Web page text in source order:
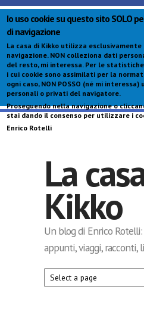
Io uso cookie su questo sito SOLO
di navigazione
La casa di Kikko utilizza
navigazione. NON colleziona dati
del resto, mi interessa. Per le
i cui cookie sono assimilati per la
ogni caso, NON POSSO (né mi
personali o privati del navigatore.
Proseguendo nella navigazione o
stai dando il consenso per utilizzare i
Enrico Rotelli
La
Kikko
Un blog di Enrico
appunti, viaggi,